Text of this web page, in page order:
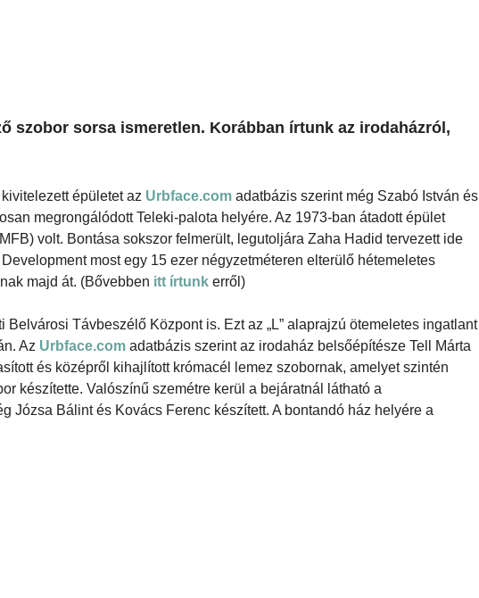
szobor sorsa ismeretlen. Korábban írtunk az irodaházról,
épületet az Urbface.com adatbázis szerint még Szabó István és
megrongálódott Teleki-palota helyére. Az 1973-ban átadott épület
volt. Bontása sokszor felmerült, legutoljára Zaha Hadid tervezett ide
most egy 15 ezer négyzetméteren elterülő hétemeletes
majd át. (Bővebben itt írtunk erről)
Távbeszélő Központ is. Ezt az „L” alaprajzú ötemeletes ingatlant
Az Urbface.com adatbázis szerint az irodaház belsőépítésze Tell Márta
és középről kihajlított krómacél lemez szobornak, amelyet szintén
készítette. Valószínű szemétre kerül a bejáratnál látható a
Józsa Bálint és Kovács Ferenc készített. A bontandó ház helyére a